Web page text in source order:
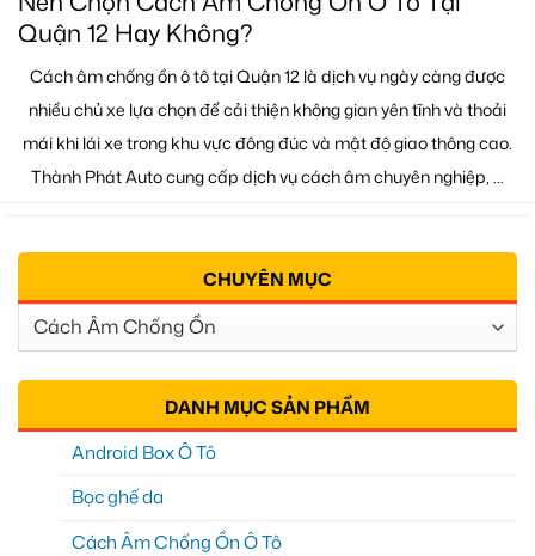
Quận 12 Hay Không?
Cách âm chống ồn ô tô tại Quận 12 là dịch vụ ngày càng được
nhiều chủ xe lựa chọn để cải thiện không gian yên tĩnh và thoải
mái khi lái xe trong khu vực đông đúc và mật độ giao thông cao.
Thành Phát Auto cung cấp dịch vụ cách âm chuyên nghiệp, ...
CHUYÊN MỤC
Chuyên
Mục
DANH MỤC SẢN PHẨM
Android Box Ô Tô
Bọc ghế da
Cách Âm Chống Ồn Ô Tô